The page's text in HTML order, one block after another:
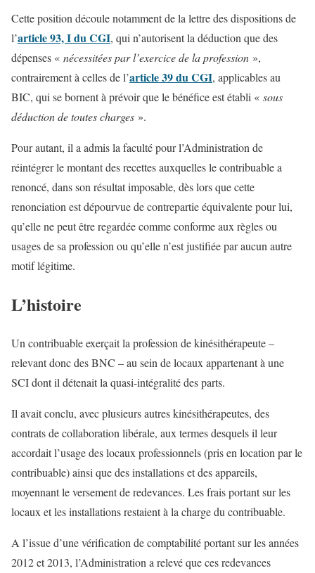
Cette position découle notamment de la lettre des dispositions de
l’article 93, I du CGI, qui n’autorisent la déduction que des
dépenses « nécessitées par l’exercice de la profession »,
contrairement à celles de l’article 39 du CGI, applicables au
BIC, qui se bornent à prévoir que le bénéfice est établi « sous
déduction de toutes charges ».
Pour autant, il a admis la faculté pour l’Administration de
réintégrer le montant des recettes auxquelles le contribuable a
renoncé, dans son résultat imposable, dès lors que cette
renonciation est dépourvue de contrepartie équivalente pour lui,
qu’elle ne peut être regardée comme conforme aux règles ou
usages de sa profession ou qu’elle n’est justifiée par aucun autre
motif légitime.
L’histoire
Un contribuable exerçait la profession de kinésithérapeute –
relevant donc des BNC – au sein de locaux appartenant à une
SCI dont il détenait la quasi-intégralité des parts.
Il avait conclu, avec plusieurs autres kinésithérapeutes, des
contrats de collaboration libérale, aux termes desquels il leur
accordait l’usage des locaux professionnels (pris en location par le
contribuable) ainsi que des installations et des appareils,
moyennant le versement de redevances. Les frais portant sur les
locaux et les installations restaient à la charge du contribuable.
A l’issue d’une vérification de comptabilité portant sur les années
2012 et 2013, l’Administration a relevé que ces redevances